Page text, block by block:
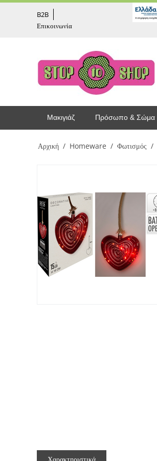
B2B
Επικοινωνία
Μακιγιάζ Πρόσωπο & Σώμα
Αρχική / Homeware / Φωτισμός /